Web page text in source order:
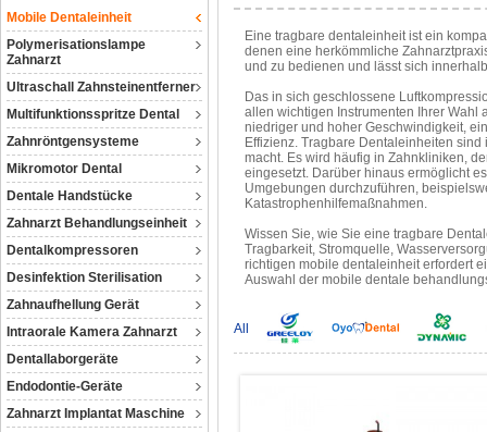
Mobile Dentaleinheit
Polymerisationslampe
Zahnarzt
Ultraschall Zahnsteinentferner
Multifunktionsspritze Dental
Zahnröntgensysteme
Mikromotor Dental
Dentale Handstücke
Zahnarzt Behandlungseinheit
Dentalkompressoren‎
Desinfektion Sterilisation
Zahnaufhellung Gerät
Intraorale Kamera Zahnarzt
Dentallaborgeräte
Endodontie-Geräte
Zahnarzt Implantat Maschine
Eine tragbare dentaleinheit ist ein
denen eine herkömmliche
und zu bedienen und lässt sich
Das in sich geschlossene
allen wichtigen Instrumenten Ihrer Wahl
niedriger und hoher Geschwindigkeit,
Effizienz. Tragbare Dentaleinheiten
macht. Es wird häufig in Zahnkliniken,
eingesetzt. Darüber hinaus ermöglicht
Umgebungen durchzuführen,
Katastrophenhilfemaßnahmen.
Wissen Sie, wie Sie eine tragbare
Tragbarkeit, Stromquelle,
richtigen mobile dentaleinheit erfordert
Auswahl der mobile dentale
All